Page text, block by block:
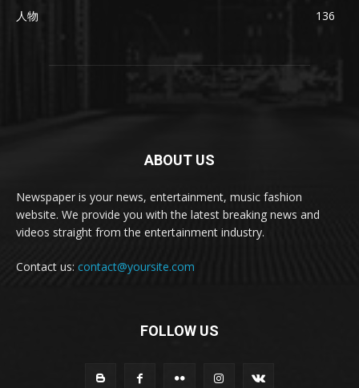
人物
136
ABOUT US
Newspaper is your news, entertainment, music fashion
website. We provide you with the latest breaking news and
videos straight from the entertainment industry.
Contact us: contact@yoursite.com
FOLLOW US